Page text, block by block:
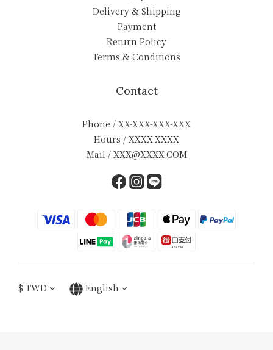
Delivery & Shipping
Payment
Return Policy
Terms & Conditions
Contact
Phone / XX-XXX-XXX-XXX
Hours / XXXX-XXXX
Mail / XXX@XXXX.COM
$ TWD English